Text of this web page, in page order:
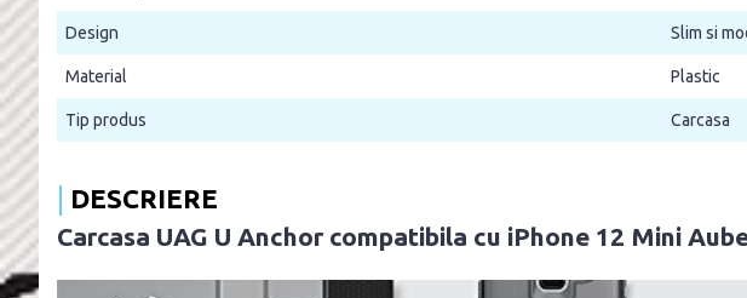
Design Slim si
Material Plastic
Tip produs Carcasa
DESCRIERE
Carcasa UAG U Anchor compatibila cu iPhone 12 Mini